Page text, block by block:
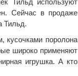
Тильд используют
Сейчас в продаже
Тильд.
кусочками поролона
широко применяют
игрушка. А кто